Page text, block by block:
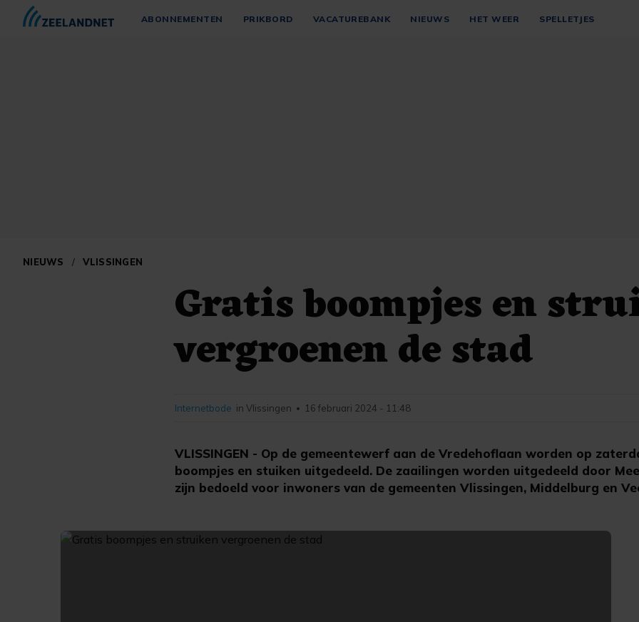
ABONNEMENTEN PRIKBORD VACATUREBANK NIEUWS HET WEER SPELLETJES
NIEUWS / VLISSINGEN
Gratis boompjes en
vergroenen de stad
VLISSINGEN - Op de gemeentewerf aan de Vredehoflaan worden op
boompjes en stuiken uitgedeeld. De zaailingen worden uitgedeeld door
zijn bedoeld voor inwoners van de gemeenten Vlissingen, Middelburg en
Internetbode in Vlissingen • 16 februari 2024 - 11:48